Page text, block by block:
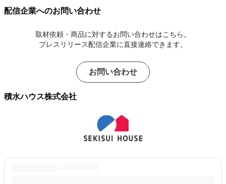
配信企業へのお問い合わせ
取材依頼・商品に対するお問い合わせはこちら。
プレスリリース配信企業に直接連絡できます。
お問い合わせ
積水ハウス株式会社